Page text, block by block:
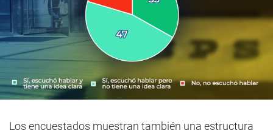
Los encuestados muestran también una estructura